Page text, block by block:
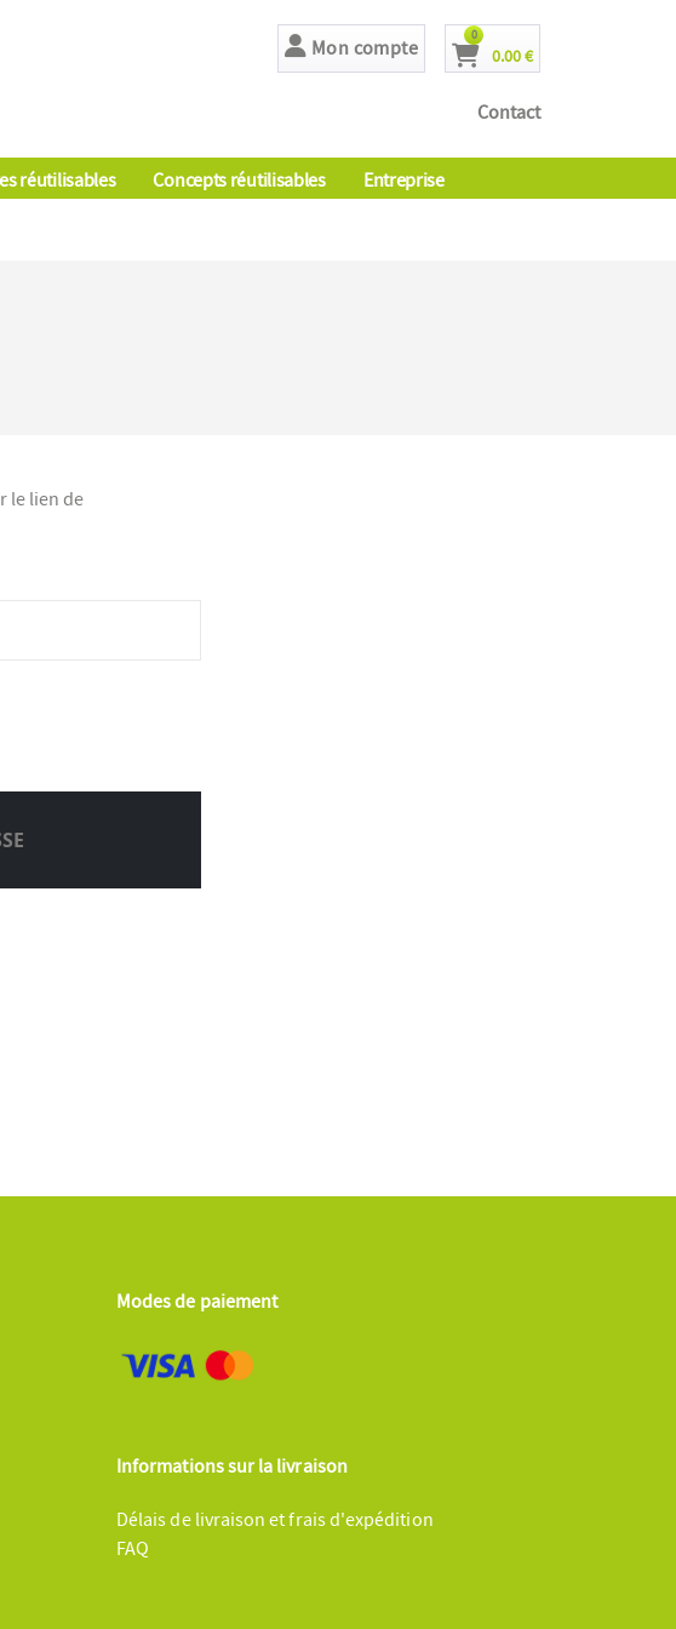
Mon compte
Cart
0.00 €
0articles
Contact
réutilisables Concepts réutilisables Entreprise
le lien de
Modes de paiement
Informations sur la livraison
Délais de livraison et frais d'expédition
FAQ